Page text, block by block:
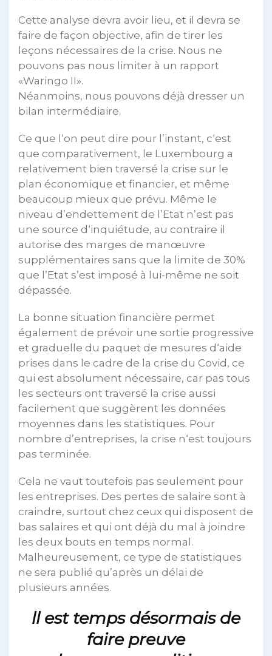
Cette analyse devra avoir lieu, et il devra se
faire de façon objective, afin de tirer les
leçons nécessaires de la crise. Nous ne
pouvons pas nous limiter à un rapport
«Waringo II».
Néanmoins, nous pouvons déjà dresser un
bilan intermédiaire.
Ce que l‘on peut dire pour l’instant, c‘est
que comparativement, le Luxembourg a
relativement bien traversé la crise sur le
plan économique et financier, et même
beaucoup mieux que prévu. Même le
niveau d’endettement de l’Etat n’est pas
une source d‘inquiétude, au contraire il
autorise des marges de manœuvre
supplémentaires sans que la limite de 30%
que l’Etat s’est imposé à lui-même ne soit
dépassée.
La bonne situation financière permet
également de prévoir une sortie progressive
et graduelle du paquet de mesures d‘aide
prises dans le cadre de la crise du Covid, ce
qui est absolument nécessaire, car pas tous
les secteurs ont traversé la crise aussi
facilement que suggèrent les données
moyennes dans les statistiques. Pour
nombre d’entreprises, la crise n‘est toujours
pas terminée.
Cela ne vaut toutefois pas seulement pour
les entreprises. Des pertes de salaire sont à
craindre, surtout chez ceux qui disposent de
bas salaires et qui ont déjà du mal à joindre
les deux bouts en temps normal.
Malheureusement, ce type de statistiques
ne sera publié qu’après un délai de
plusieurs années.
ll est temps désormais de
faire preuve